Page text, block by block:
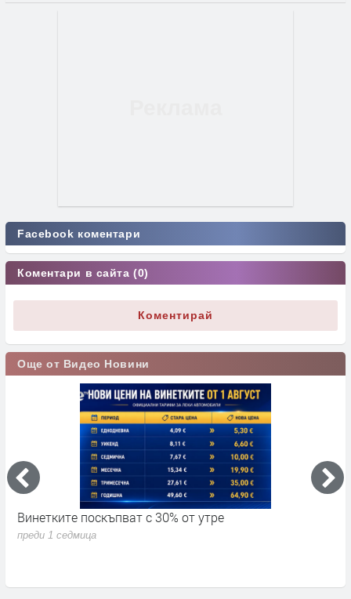
Facebook коментари
Коментари в сайта (0)
Коментирай
Още от Видео Новини
Винетките поскъпват с 30% от утре
преди 1 седмица